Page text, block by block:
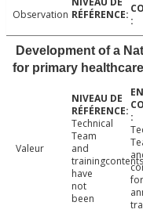
Observation
Development of a
for primary
Valeur
Technical
Team
and
trainingcontents
have
not
been